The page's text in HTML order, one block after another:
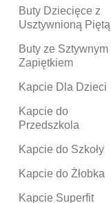
Buty Dziecięce z
Usztywnioną Piętą
Buty ze Sztywnym
Zapiętkiem
Kapcie Dla Dzieci
Kapcie do
Przedszkola
Kapcie do Szkoły
Kapcie do Żłobka
Kapcie Superfit